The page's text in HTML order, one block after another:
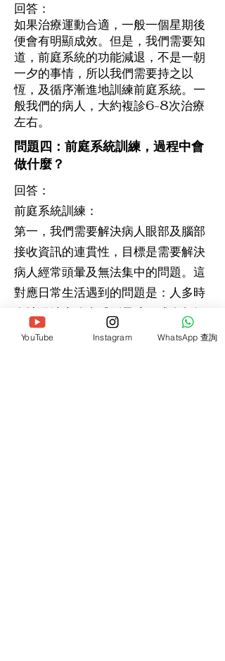
回答：
如果治療運動合適，一般一個星期後
便會有明顯成效。但是，我們需要知
道，前庭系統的功能減退，不是一朝
一夕的事情，所以我們需要持之以
恆，及循序漸進地訓練前庭系統。一
般我們的病人，大約複診6-8次治療
左右。
問題四：前庭系統訓練，過程中會
做什麼？
回答：
前庭系統訓練：
第一，我們需要解決病人眼部及腦部
接收資訊的連貫性，目標是需要解決
病人經常頭暈及無法集中的問題。這
對應日常生活遇到的問題是：人多時
在地鐵站走路會感到暈眩，或在超級
市場購物時感到眼花瞭亂
YouTube Instagram WhatsApp 查詢